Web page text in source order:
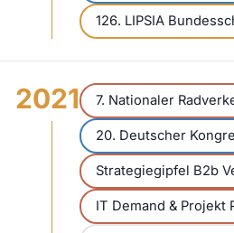
126. LIPSIA
2021 7. Nationaler
20. Deutscher
Strategiegipfel B2b
IT Demand & Projekt